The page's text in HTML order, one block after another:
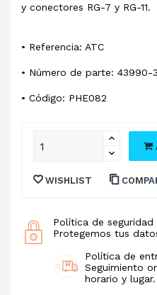
y conectores RG-7 y RG-11.
• Referencia: ATC
• Número de parte: 43990-3
• Código: PHE082
WISHLIST
Política de seguridad
Protegemos tus
Política de
Seguimiento
horario y lugar.